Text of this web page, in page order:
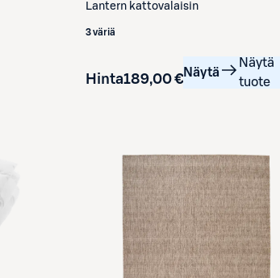
Lantern kattovalaisin
3 väriä
Hinta189,00 €Näytä
Näytä
tuote